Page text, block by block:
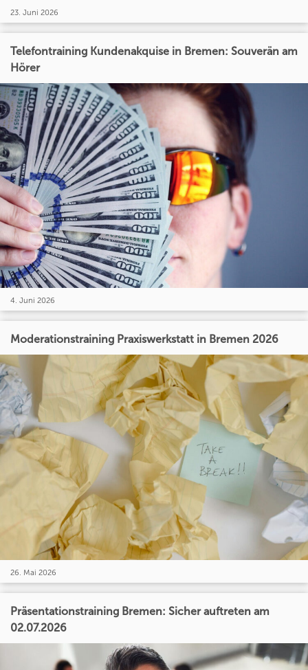
23. Juni 2026
Telefontraining Kundenakquise in Bremen: Souverän am
Hörer
4. Juni 2026
Moderationstraining Praxiswerkstatt in Bremen 2026
26. Mai 2026
Präsentationstraining Bremen: Sicher auftreten am
02.07.2026